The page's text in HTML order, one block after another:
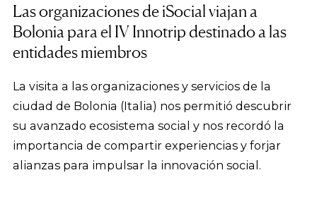
Las organizaciones de iSocial viajan a
Bolonia para el IV Innotrip destinado a las
entidades miembros
La visita a las organizaciones y servicios de la
ciudad de Bolonia (Italia) nos permitió descubrir
su avanzado ecosistema social y nos recordó la
importancia de compartir experiencias y forjar
alianzas para impulsar la innovación social.